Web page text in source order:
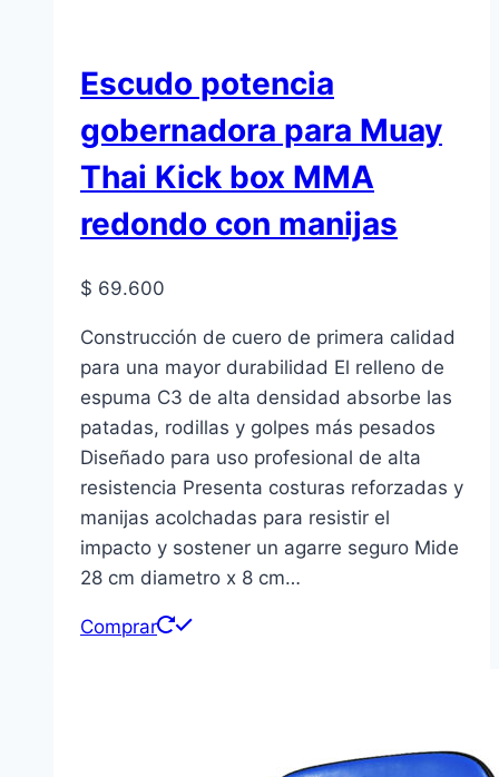
Escudo potencia
gobernadora para Muay
Thai Kick box MMA
redondo con manijas
$ 69.600
Construcción de cuero de primera calidad
para una mayor durabilidad El relleno de
espuma C3 de alta densidad absorbe las
patadas, rodillas y golpes más pesados
Diseñado para uso profesional de alta
resistencia Presenta costuras reforzadas y
manijas acolchadas para resistir el
impacto y sostener un agarre seguro Mide
28 cm diametro x 8 cm…
Comprar